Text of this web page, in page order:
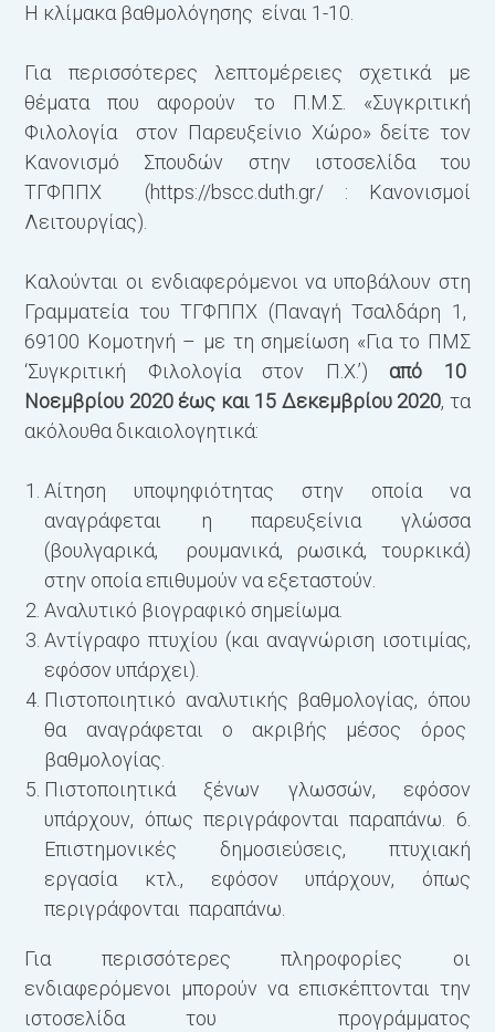
Η κλίμακα βαθμολόγησης είναι 1-10.
Για περισσότερες λεπτομέρειες σχετικά με
θέματα που αφορούν το Π.Μ.Σ. «Συγκριτική
Φιλολογία στον Παρευξείνιο Χώρο» δείτε τον
Κανονισμό Σπουδών στην ιστοσελίδα του
ΤΓΦΠΠΧ (https://bscc.duth.gr/ : Κανονισμοί
Λειτουργίας).
Καλούνται οι ενδιαφερόμενοι να υποβάλουν στη
Γραμματεία του ΤΓΦΠΠΧ (Παναγή Τσαλδάρη 1,
69100 Κομοτηνή – με τη σημείωση «Για το ΠΜΣ
‘Συγκριτική Φιλολογία στον Π.Χ.’) από 10
Νοεμβρίου 2020 έως και 15 Δεκεμβρίου 2020, τα
ακόλουθα δικαιολογητικά:
Αίτηση υποψηφιότητας στην οποία να
αναγράφεται η παρευξείνια γλώσσα
(βουλγαρικά, ρουμανικά, ρωσικά, τουρκικά)
στην οποία επιθυμούν να εξεταστούν.
Αναλυτικό βιογραφικό σημείωμα.
Αντίγραφο πτυχίου (και αναγνώριση ισοτιμίας,
εφόσον υπάρχει).
Πιστοποιητικό αναλυτικής βαθμολογίας, όπου
θα αναγράφεται ο ακριβής μέσος όρος
βαθμολογίας.
Πιστοποιητικά ξένων γλωσσών, εφόσον
υπάρχουν, όπως περιγράφονται παραπάνω. 6.
Επιστημονικές δημοσιεύσεις, πτυχιακή
εργασία κτλ., εφόσον υπάρχουν, όπως
περιγράφονται παραπάνω.
Για περισσότερες πληροφορίες οι
ενδιαφερόμενοι μπορούν να επισκέπτονται την
ιστοσελίδα του προγράμματος